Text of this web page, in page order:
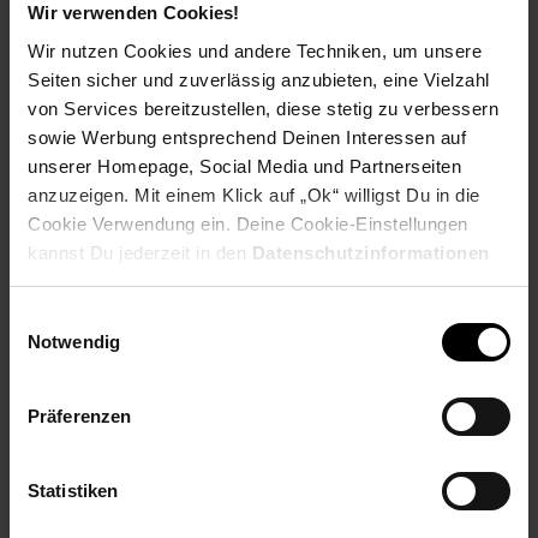
Wir verwenden Cookies!
Wir nutzen Cookies und andere Techniken, um unsere
Seiten sicher und zuverlässig anzubieten, eine Vielzahl
von Services bereitzustellen, diese stetig zu verbessern
sowie Werbung entsprechend Deinen Interessen auf
unserer Homepage, Social Media und Partnerseiten
anzuzeigen. Mit einem Klick auf „Ok“ willigst Du in die
Cookie Verwendung ein. Deine Cookie-Einstellungen
kannst Du jederzeit in den Datenschutzinformationen
ändern bzw. widerrufen.
Notwendig
Präferenzen
Statistiken
Bewerben per Formular
Folge uns auf Social Media!
Hinweis: Aus Gründen der leichteren Lesbarkeit verwenden